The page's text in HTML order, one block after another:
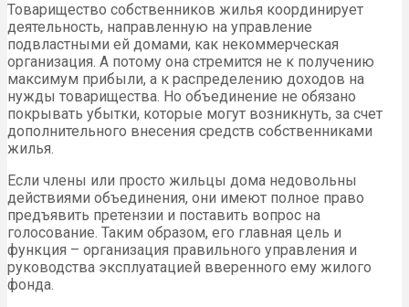
Товарищество собственников жилья координирует
деятельность, направленную на управление
подвластными ей домами, как некоммерческая
организация. А потому она стремится не к получению
максимум прибыли, а к распределению доходов на
нужды товарищества. Но объединение не обязано
покрывать убытки, которые могут возникнуть, за счет
дополнительного внесения средств собственниками
жилья.
Если члены или просто жильцы дома недовольны
действиями объединения, они имеют полное право
предъявить претензии и поставить вопрос на
голосование. Таким образом, его главная цель и
функция – организация правильного управления и
руководства эксплуатацией вверенного ему жилого
фонда.